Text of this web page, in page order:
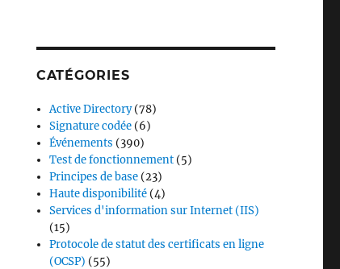
CATÉGORIES
Active Directory(78)
Signature codée (6)
Événements (390)
Test de fonctionnement (5)
Principes de base (23)
Haute disponibilité (4)
Services d'information sur Internet (IIS)
(15)
Protocole de statut des certificats en ligne
(OCSP) (55)